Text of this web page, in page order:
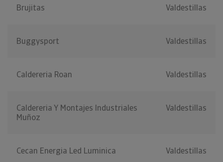
Brujitas Valdestillas
Buggysport Valdestillas
Caldereria Roan Valdestillas
Caldereria Y Montajes Industriales
Muñoz
Valdestillas
Cecan Energia Led Luminica Valdestillas